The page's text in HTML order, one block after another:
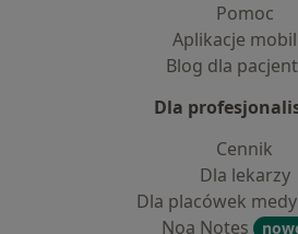
Pomoc
Aplikacje
Blog dla
Dla
Cennik
Dla lekarzy
Dla placówek
Noa Notes